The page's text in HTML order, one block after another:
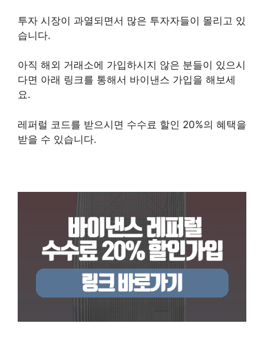
투자 시장이 과열되면서 많은 투자자들이 몰리고 있
습니다.
아직 해외 거래소에 가입하시지 않은 분들이 있으시
다면 아래 링크를 통해서 바이낸스 가입을 해보세
요.
레퍼럴 코드를 받으시면 수수료 할인 20%의 혜택을
받을 수 있습니다.